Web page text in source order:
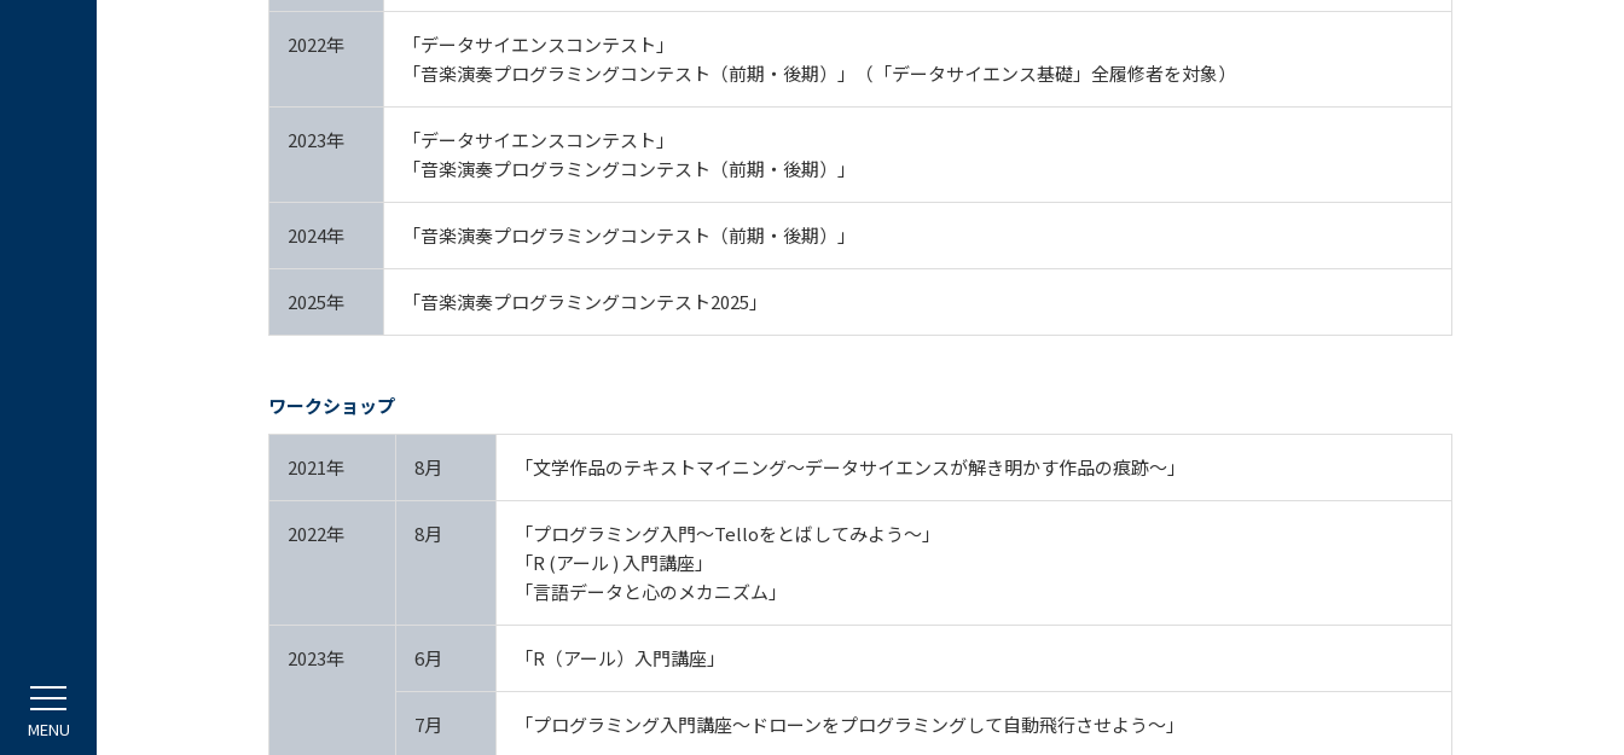
2022年
「データサイエンスコンテスト」
「音楽演奏プログラミングコンテスト（前期・後期）」（「データサイエンス基礎」全履修者を対象）
2023年
「データサイエンスコンテスト」
「音楽演奏プログラミングコンテスト（前期・後期）」
2024年 「音楽演奏プログラミングコンテスト（前期・後期）」
2025年 「音楽演奏プログラミングコンテスト2025」
ワークショップ
2021年 8月 「文学作品のテキストマイニング～データサイエンスが解き明かす作品の痕跡～」
2022年 8月
「プログラミング入門～Telloをとばしてみよう～」
「R (アール ) 入門講座」
「言語データと心のメカニズム」
2023年 6月 「R（アール）入門講座」
7月 「プログラミング入門講座～ドローンをプログラミングして自動飛行させよう～」